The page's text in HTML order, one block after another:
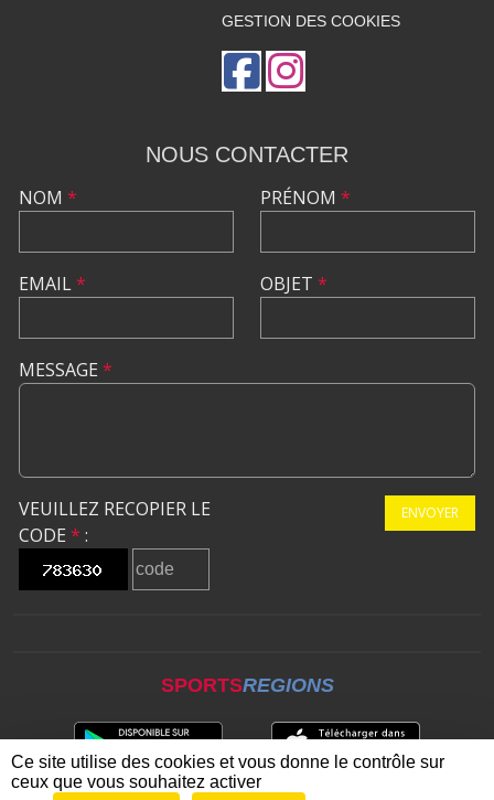
GESTION DES COOKIES
NOUS CONTACTER
NOM *
EMAIL*
PRÉNOM *
OBJET *
MESSAGE *
VEUILLEZ RECOPIER LE
CODE * :
ENVOYER
SPORTSREGIONS
Ce site utilise des cookies et vous donne le contrôle sur
ceux que vous souhaitez activer